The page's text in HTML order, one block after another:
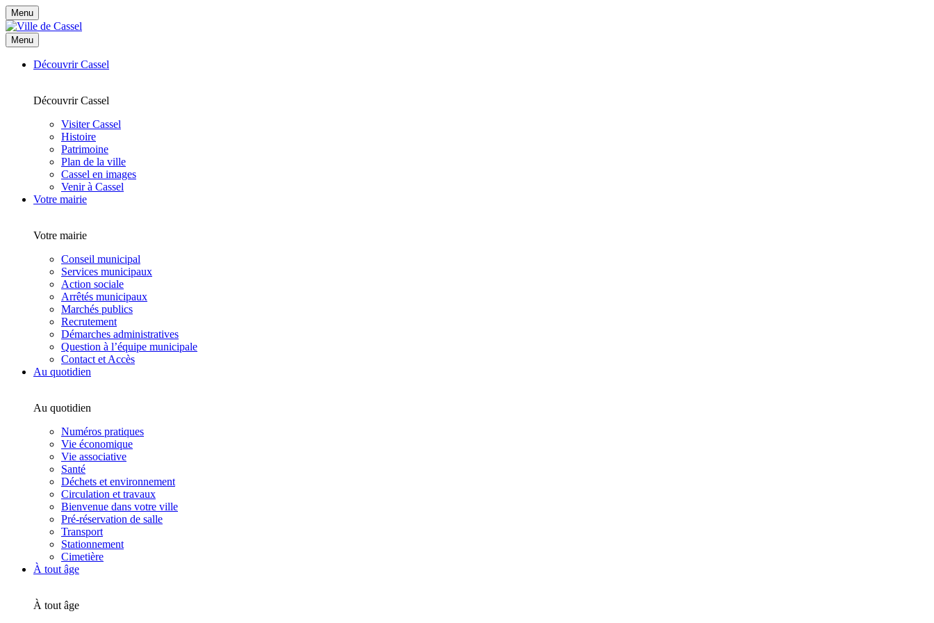
Menu
Menu
Découvrir Cassel
Découvrir Cassel
Visiter Cassel
Histoire
Patrimoine
Plan de la ville
Cassel en images
Venir à Cassel
Votre mairie
Votre mairie
Conseil municipal
Services municipaux
Action sociale
Arrêtés municipaux
Marchés publics
Recrutement
Démarches administratives
Question à l’équipe municipale
Contact et Accès
Au quotidien
Au quotidien
Numéros pratiques
Vie économique
Vie associative
Santé
Déchets et environnement
Circulation et travaux
Bienvenue dans votre ville
Pré-réservation de salle
Transport
Stationnement
Cimetière
À tout âge
À tout âge